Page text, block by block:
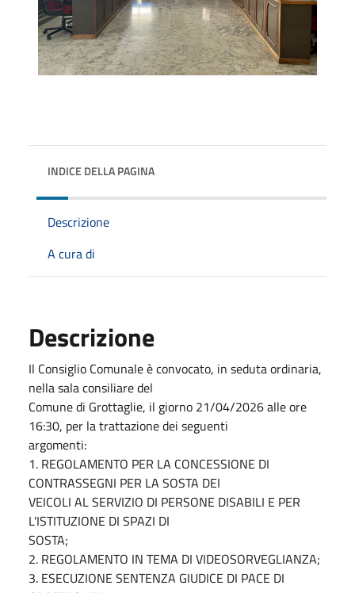
INDICE DELLA PAGINA
Descrizione
A cura di
Descrizione
Il Consiglio Comunale è convocato, in seduta ordinaria,
nella sala consiliare del
Comune di Grottaglie, il giorno 21/04/2026 alle ore
16:30, per la trattazione dei seguenti
argomenti:
1. REGOLAMENTO PER LA CONCESSIONE DI
CONTRASSEGNI PER LA SOSTA DEI
VEICOLI AL SERVIZIO DI PERSONE DISABILI E PER
L'ISTITUZIONE DI SPAZI DI
SOSTA;
2. REGOLAMENTO IN TEMA DI VIDEOSORVEGLIANZA;
3. ESECUZIONE SENTENZA GIUDICE DI PACE DI